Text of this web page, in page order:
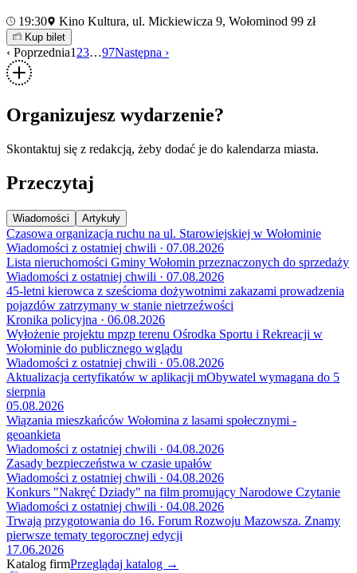
19:30 Kino Kultura, ul. Mickiewicza 9, Wołominod 99 zł
Kup bilet
‹ Poprzednia1 23…97Następna ›
Organizujesz wydarzenie?
Skontaktuj się z redakcją, żeby dodać je do kalendarza miasta.
Przeczytaj
Wiadomości Artykuły
Czasowa organizacja ruchu na ul. Starowiejskiej w Wołominie
Wiadomości z ostatniej chwili · 07.08.2026
Lista nieruchomości Gminy Wołomin przeznaczonych do sprzedaży
Wiadomości z ostatniej chwili · 07.08.2026
45-letni kierowca z sześcioma dożywotnimi zakazami prowadzenia
pojazdów zatrzymany w stanie nietrzeźwości
Kronika policyjna · 06.08.2026
Wyłożenie projektu mpzp terenu Ośrodka Sportu i Rekreacji w
Wołominie do publicznego wglądu
Wiadomości z ostatniej chwili · 05.08.2026
Aktualizacja certyfikatów w aplikacji mObywatel wymagana do 5
sierpnia
05.08.2026
Wiązania mieszkańców Wołomina z lasami społecznymi -
geoankieta
Wiadomości z ostatniej chwili · 04.08.2026
Zasady bezpieczeństwa w czasie upałów
Wiadomości z ostatniej chwili · 04.08.2026
Konkurs "Nakręć Dziady" na film promujący Narodowe Czytanie
Wiadomości z ostatniej chwili · 04.08.2026
Trwają przygotowania do 16. Forum Rozwoju Mazowsza. Znamy
pierwsze tematy tegorocznej edycji
17.06.2026
Katalog firmPrzeglądaj katalog →